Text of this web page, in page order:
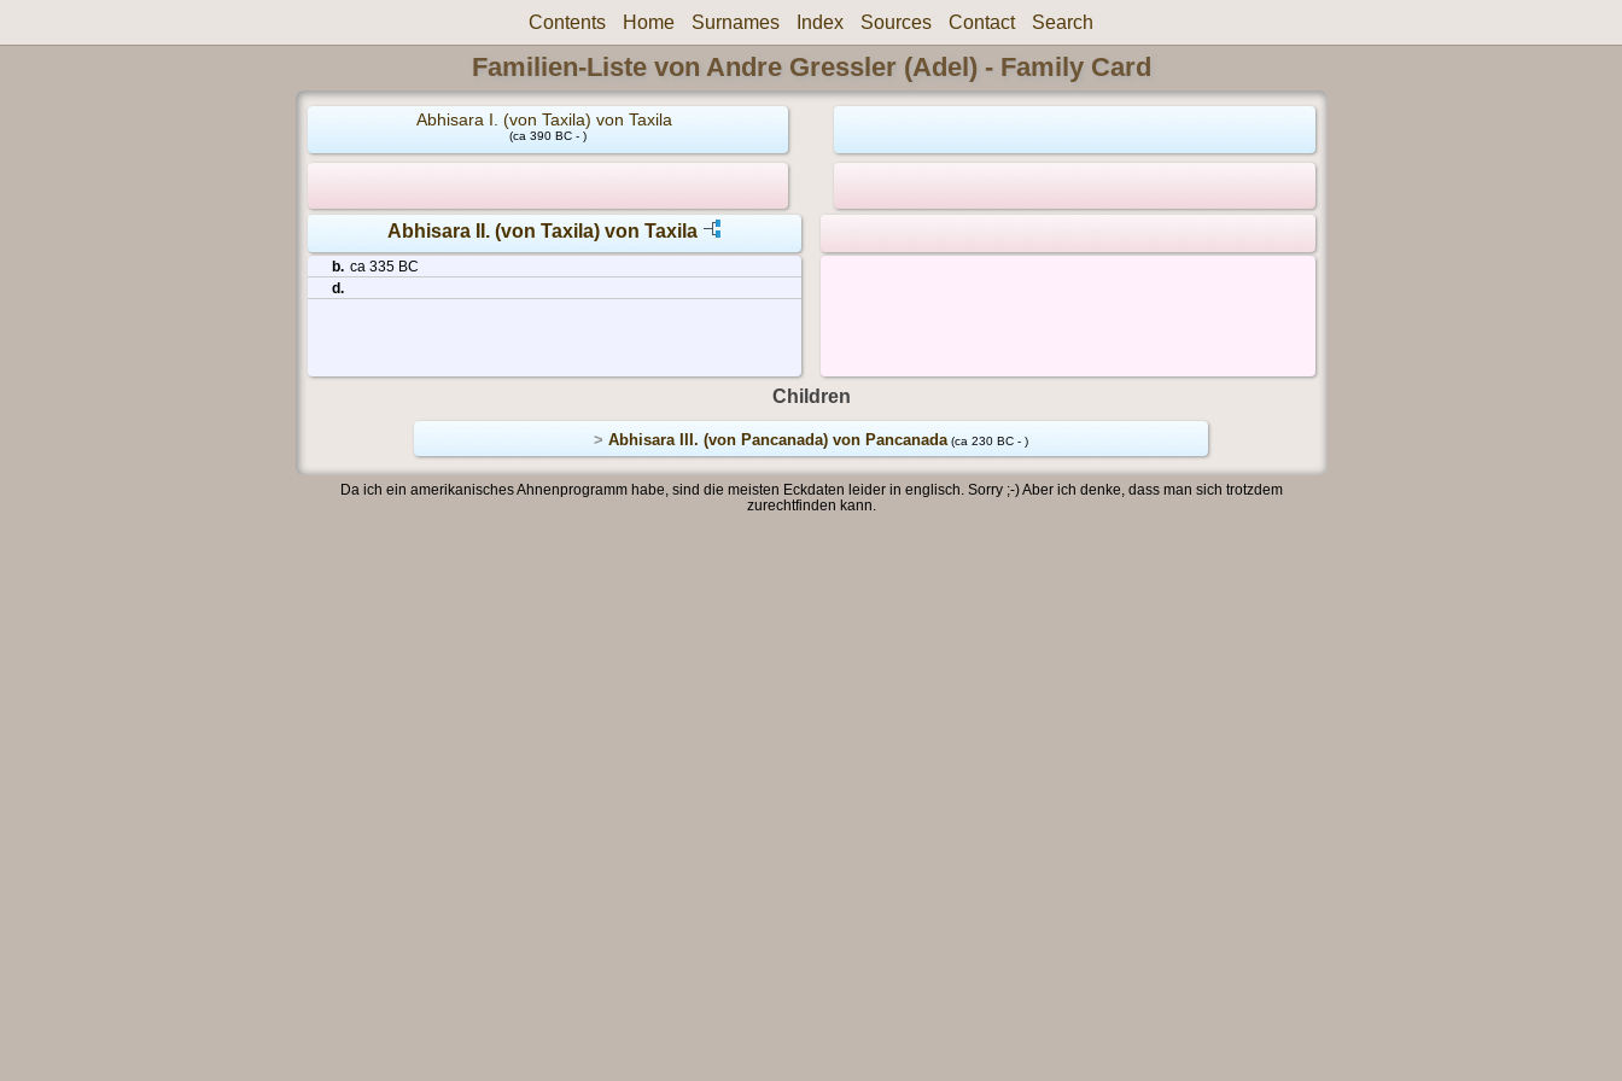
Contents Home Surnames Index Sources Contact Search
Familien-Liste von Andre Gressler (Adel) - Family Card
Abhisara I. (von Taxila) von Taxila
(ca 390 BC - )
Abhisara II. (von Taxila) von Taxila
b. ca 335 BC
d.
Children
>Abhisara III. (von Pancanada) von Pancanada (ca 230 BC - )
Da ich ein amerikanisches Ahnenprogramm habe, sind die meisten Eckdaten leider in englisch. Sorry ;-) Aber ich denke, dass man sich trotzdem
zurechtfinden kann.